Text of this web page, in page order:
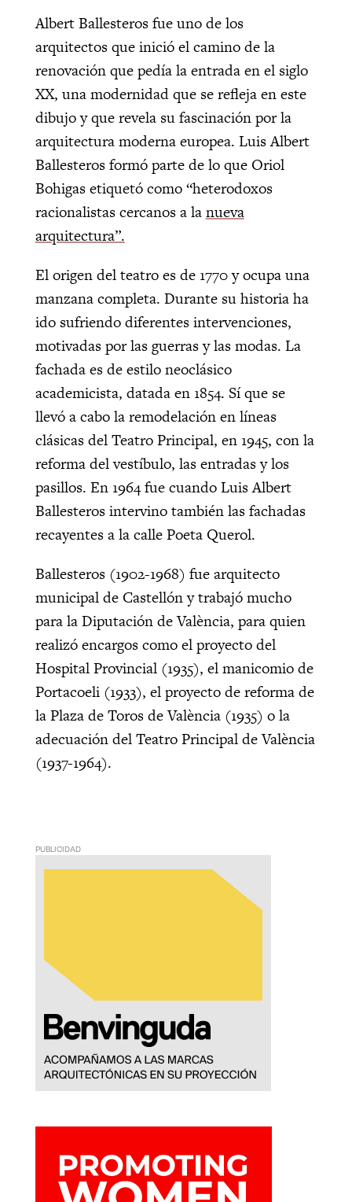
Albert Ballesteros fue uno de los
arquitectos que inició el camino de la
renovación que pedía la entrada en el siglo
XX, una modernidad que se refleja en este
dibujo y que revela su fascinación por la
arquitectura moderna europea. Luis Albert
Ballesteros formó parte de lo que Oriol
Bohigas etiquetó como “heterodoxos
racionalistas cercanos a lanueva
arquitectura”.
El origen del teatro es de 1770 y ocupa una
manzana completa. Durante su historia ha
ido sufriendo diferentes intervenciones,
motivadas por las guerras y las modas. La
fachada es de estilo neoclásico
academicista, datada en 1854. Sí que se
llevó a cabo la remodelación en líneas
clásicas del Teatro Principal, en 1945, con la
reforma del vestíbulo, las entradas y los
pasillos. En 1964 fue cuando Luis Albert
Ballesteros intervino también las fachadas
recayentes a la calle Poeta Querol.
Ballesteros (1902-1968) fue arquitecto
municipal de Castellón y trabajó mucho
para la Diputación de València, para quien
realizó encargos como el proyecto del
Hospital Provincial (1935), el manicomio de
Portacoeli (1933), el proyecto de reforma de
la Plaza de Toros de València (1935) o la
adecuación del Teatro Principal de València
(1937-1964).
PUBLICIDAD